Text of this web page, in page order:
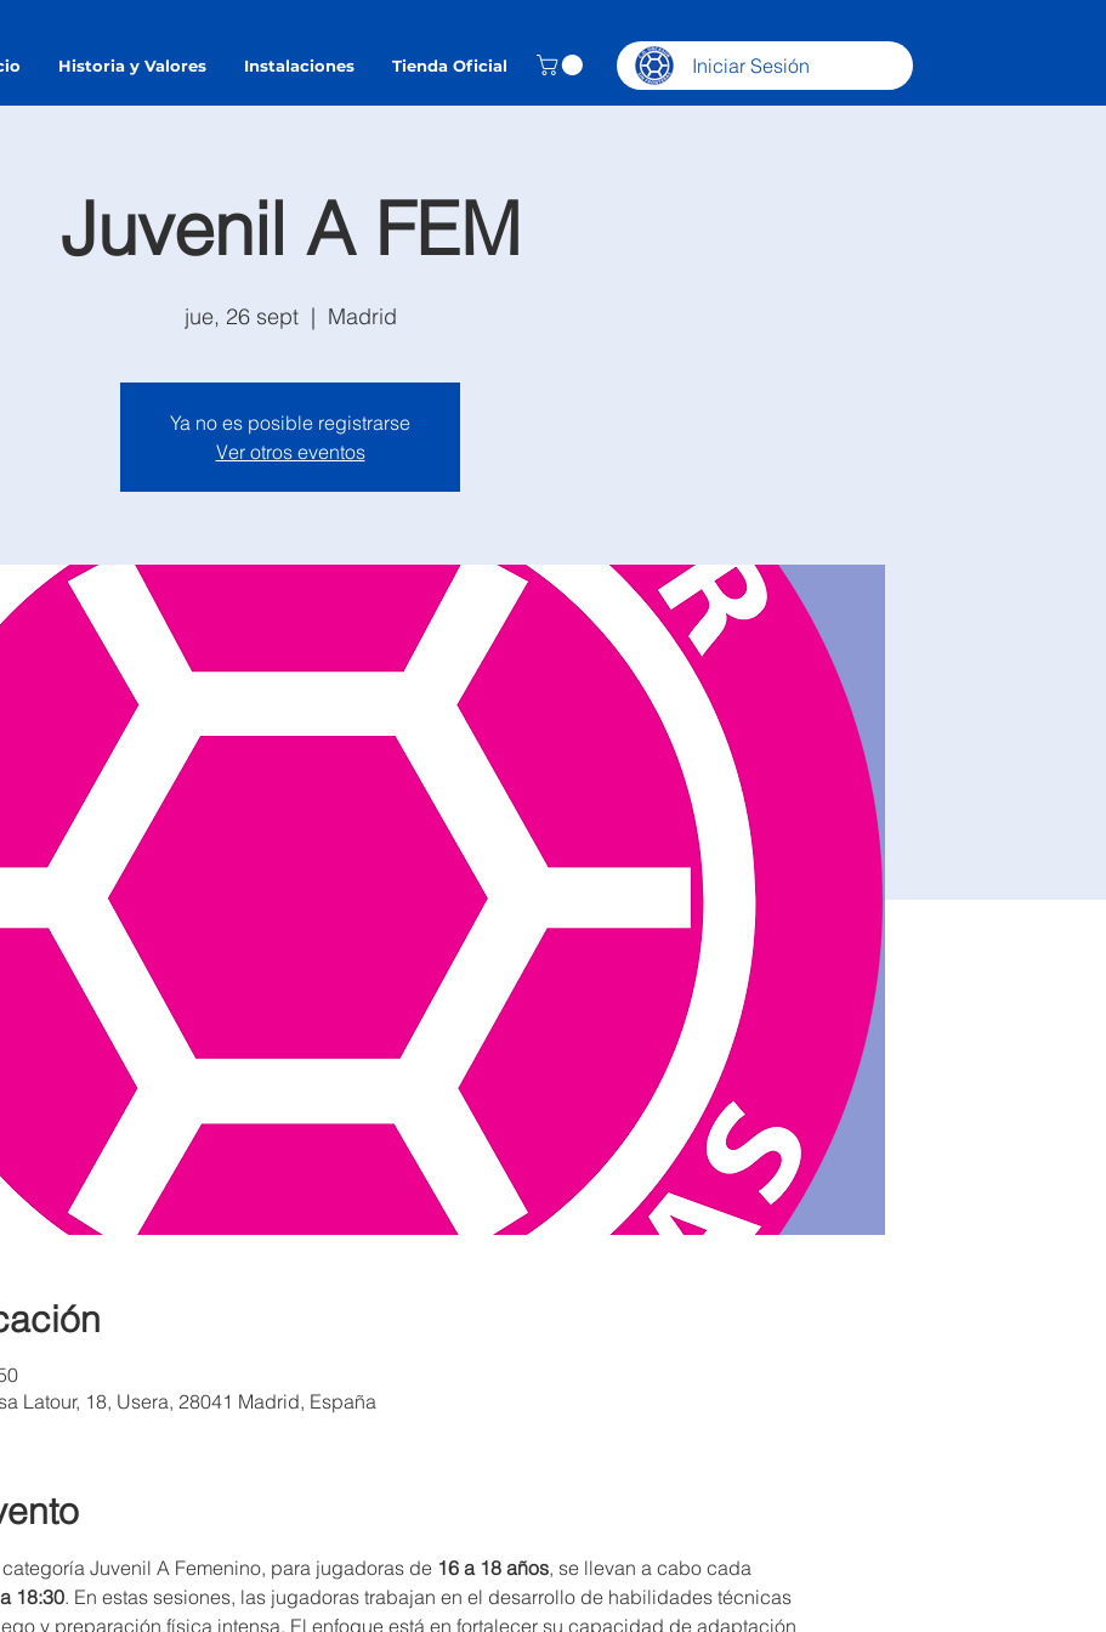
Historia y Valores Instalaciones Tienda Oficial Iniciar Sesión
Juvenil A FEM
jue, 26 sept
  |
Madrid
Ya no es posible registrarse
Ver otros eventos
Latour, 18, Usera, 28041 Madrid, España
Juvenil A Femenino, para jugadoras de 16 a 18 años, se llevan a cabo cada
18:30. En estas sesiones, las jugadoras trabajan en el desarrollo de habilidades técnicas
y preparación física intensa. El enfoque está en fortalecer su capacidad de adaptación